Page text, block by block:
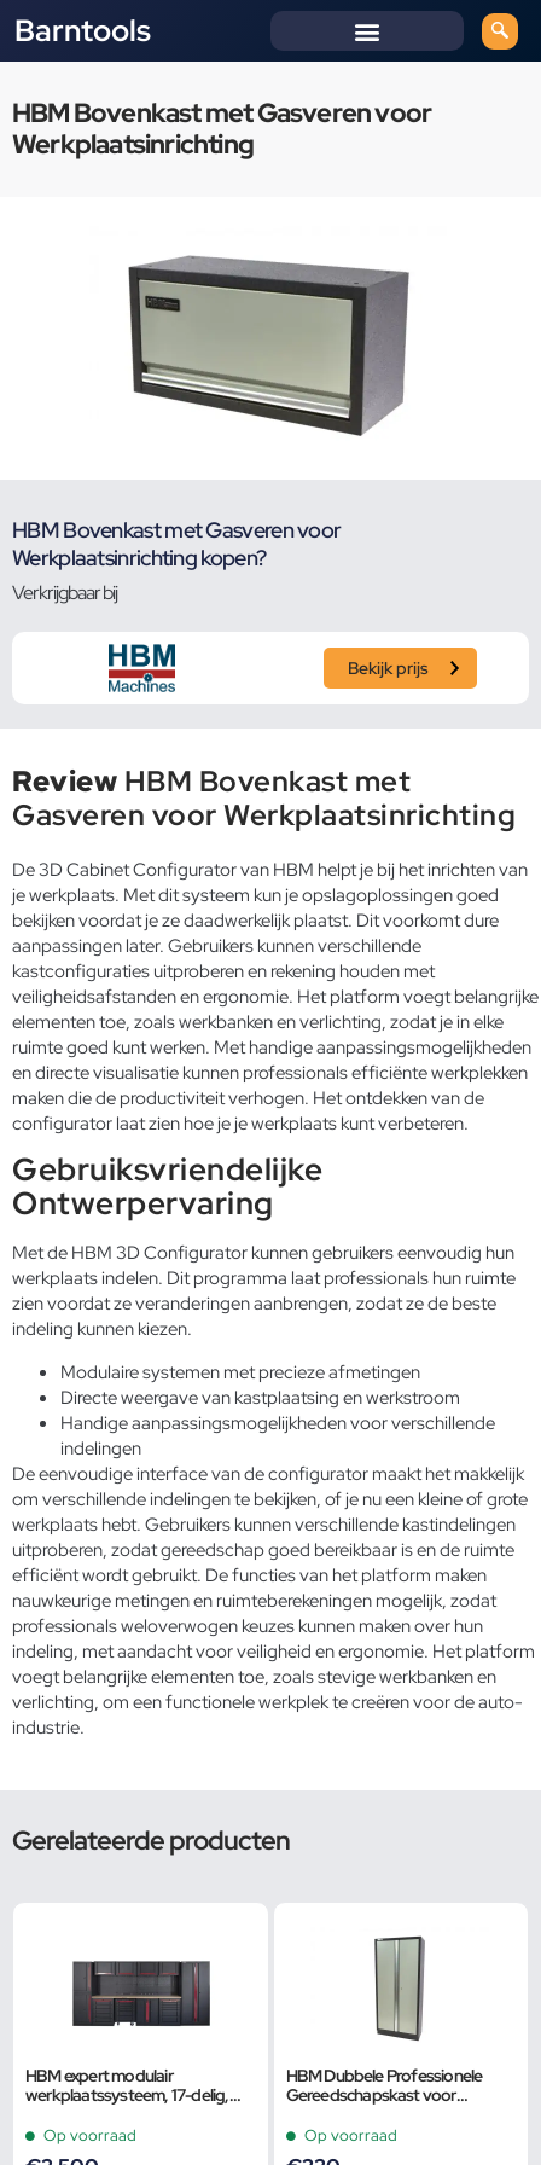
Barntools
HBM Bovenkast met Gasveren voor
Werkplaatsinrichting
HBM Bovenkast met Gasveren voor
Werkplaatsinrichting kopen?
Verkrijgbaar bij
Bekijk prijs
Review HBM Bovenkast met
Gasveren voor Werkplaatsinrichting
De 3D Cabinet Configurator van HBM helpt je bij het inrichten van
je werkplaats. Met dit systeem kun je opslagoplossingen goed
bekijken voordat je ze daadwerkelijk plaatst. Dit voorkomt dure
aanpassingen later. Gebruikers kunnen verschillende
kastconfiguraties uitproberen en rekening houden met
veiligheidsafstanden en ergonomie. Het platform voegt belangrijke
elementen toe, zoals werkbanken en verlichting, zodat je in elke
ruimte goed kunt werken. Met handige aanpassingsmogelijkheden
en directe visualisatie kunnen professionals efficiënte werkplekken
maken die de productiviteit verhogen. Het ontdekken van de
configurator laat zien hoe je je werkplaats kunt verbeteren.
Gebruiksvriendelijke
Ontwerpervaring
Met de HBM 3D Configurator kunnen gebruikers eenvoudig hun
werkplaats indelen. Dit programma laat professionals hun ruimte
zien voordat ze veranderingen aanbrengen, zodat ze de beste
indeling kunnen kiezen.
Modulaire systemen met precieze afmetingen
Directe weergave van kastplaatsing en werkstroom
Handige aanpassingsmogelijkheden voor verschillende
indelingen
De eenvoudige interface van de configurator maakt het makkelijk
om verschillende indelingen te bekijken, of je nu een kleine of grote
werkplaats hebt. Gebruikers kunnen verschillende kastindelingen
uitproberen, zodat gereedschap goed bereikbaar is en de ruimte
efficiënt wordt gebruikt. De functies van het platform maken
nauwkeurige metingen en ruimteberekeningen mogelijk, zodat
professionals weloverwogen keuzes kunnen maken over hun
indeling, met aandacht voor veiligheid en ergonomie. Het platform
voegt belangrijke elementen toe, zoalsstevige werkbanken en
verlichting, om een functionele werkplek te creëren voor de auto-
industrie.
Gerelateerde producten
HBM expert modulair
werkplaatssysteem, 17-delig,
Op voorraad
HBM Dubbele Professionele
Gereedschapskast voor
Op voorraad